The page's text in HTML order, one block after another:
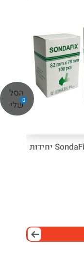
0
הסל
שלי
מדבקות לקיבוע זונדה SondaFix – 100 יחידות